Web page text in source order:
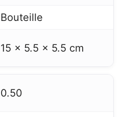
Bouteille
15 x 5.5 x 5.5 cm
0.50